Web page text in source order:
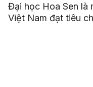
Đại học Hoa Sen là
Việt Nam đạt tiêu